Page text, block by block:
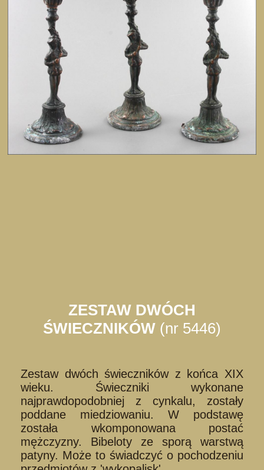
ZESTAW DWÓCH
ŚWIECZNIKÓW (nr 5446)
Zestaw dwóch świeczników z końca XIX
wieku. Świeczniki wykonane
najprawdopodobniej z cynkalu, zostały
poddane miedziowaniu. W podstawę
została wkomponowana postać
mężczyzny. Bibeloty ze sporą warstwą
patyny. Może to świadczyć o pochodzeniu